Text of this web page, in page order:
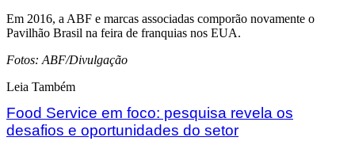
Em 2016, a ABF e marcas associadas comporão novamente o
Pavilhão Brasil na feira de franquias nos EUA.
Fotos: ABF/Divulgação
Leia Também
Food Service em foco: pesquisa revela os
desafios e oportunidades do setor